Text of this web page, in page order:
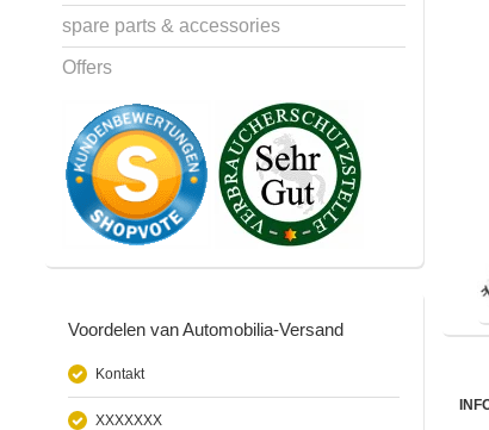
spare parts & accessories
Offers
Voordelen van Automobilia-Versand
Kontakt
XXXXXXX